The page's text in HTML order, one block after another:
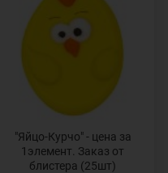
"Яйцо-Курчо" - цена за
1элемент. Заказ от
блистера (25шт)